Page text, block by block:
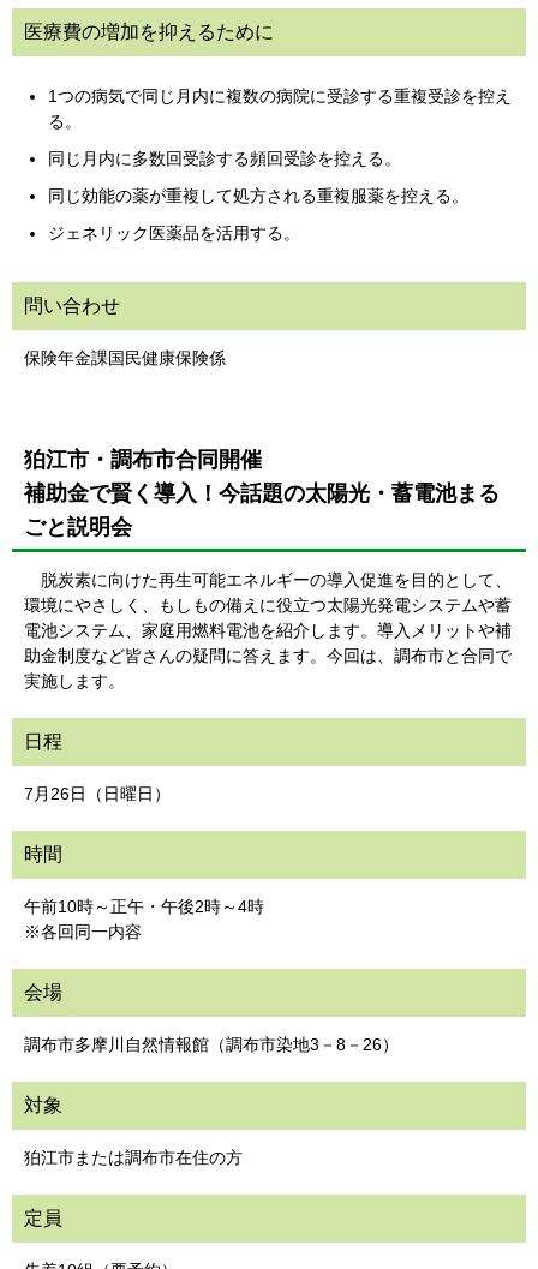
医療費の増加を抑えるために
1つの病気で同じ月内に複数の病院に受診する重複受診を控え
る。
同じ月内に多数回受診する頻回受診を控える。
同じ効能の薬が重複して処方される重複服薬を控える。
ジェネリック医薬品を活用する。
問い合わせ
保険年金課国民健康保険係
狛江市・調布市合同開催
補助金で賢く導入！今話題の太陽光・蓄電池まる
ごと説明会
脱炭素に向けた再生可能エネルギーの導入促進を目的として、
環境にやさしく、もしもの備えに役立つ太陽光発電システムや蓄
電池システム、家庭用燃料電池を紹介します。導入メリットや補
助金制度など皆さんの疑問に答えます。今回は、調布市と合同で
実施します。
日程
7月26日（日曜日）
時間
午前10時～正午・午後2時～4時
※各回同一内容
会場
調布市多摩川自然情報館（調布市染地3－8－26）
対象
狛江市または調布市在住の方
定員